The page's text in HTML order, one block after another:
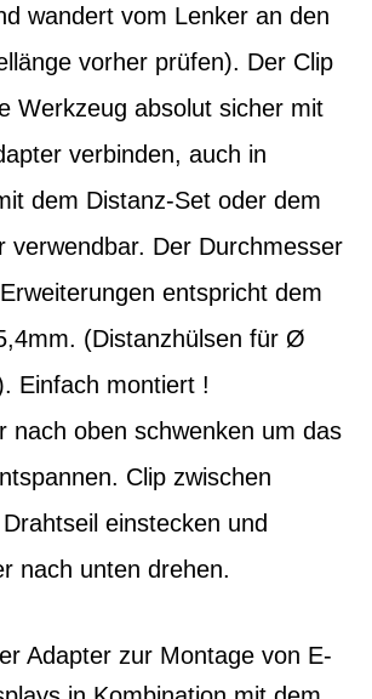
wandert vom Lenker an den
vorher prüfen). Der Clip
Werkzeug absolut sicher mit
verbinden, auch in
dem Distanz-Set oder dem
verwendbar. Der Durchmesser
entspricht dem
(Distanzhülsen für Ø
Einfach montiert !
nach oben schwenken um das
Clip zwischen
einstecken und
nach unten drehen.
Adapter zur Montage von E-